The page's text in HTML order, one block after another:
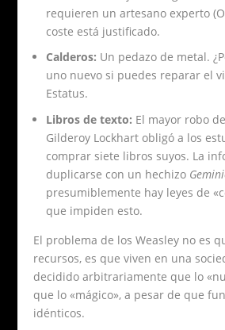
requieren un artesano experto
coste está justificado.
Calderos: Un pedazo de metal.
uno nuevo si puedes reparar el
Estatus.
Libros de texto: El mayor robo
Gilderoy Lockhart obligó a los
comprar siete libros suyos. La
duplicarse con un hechizo
presumiblemente hay leyes de
que impiden esto.
El problema de los Weasley no es
recursos, es que viven en una
decidido arbitrariamente que lo
que lo «mágico», a pesar de que
idénticos.